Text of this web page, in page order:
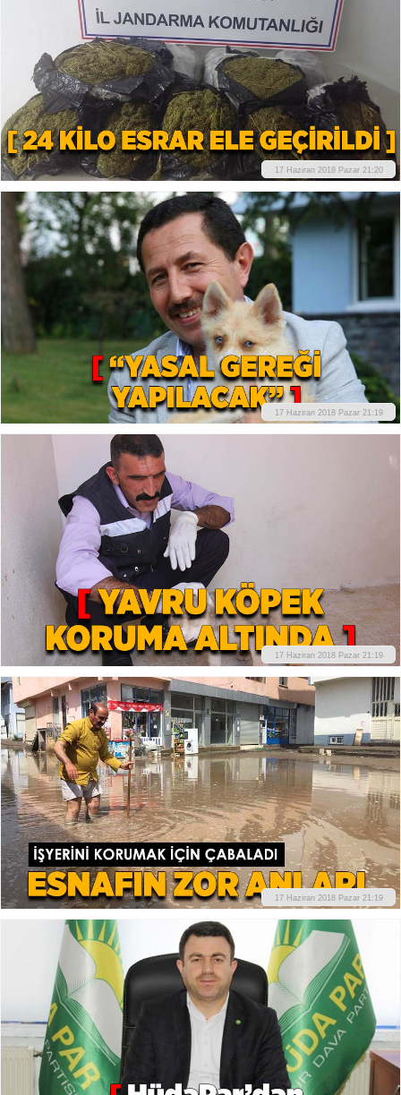
17 Haziran 2018 Pazar 21:20
17 Haziran 2018 Pazar 21:19
17 Haziran 2018 Pazar 21:19
17 Haziran 2018 Pazar 21:19